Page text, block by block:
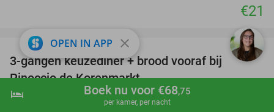
shopping_cart Boek nu
hotel Boek nu voor €68,75
per kamer, per nacht
€21
41%
favorite_border
3-gangen keuzediner + brood vooraf bij
Pinoccio de Korenmarkt
Pinoccio de Korenmarkt Arnhem
OPEN IN APP close